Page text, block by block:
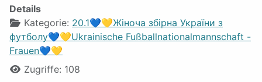
Details
Kategorie: 20.1💙💛Жіноча збірна України з
футболу💙💛Ukrainische Fußballnationalmannschaft -
Frauen💙💛
Zugriffe: 108